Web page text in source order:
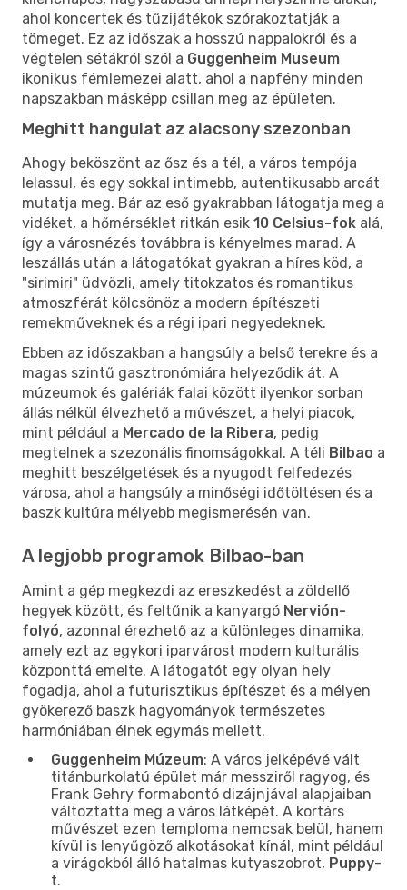
ahol koncertek és tűzijátékok szórakoztatják a
tömeget. Ez az időszak a hosszú nappalokról és a
végtelen sétákról szól a Guggenheim Museum
ikonikus fémlemezei alatt, ahol a napfény minden
napszakban másképp csillan meg az épületen.
Meghitt hangulat az alacsony szezonban
Ahogy beköszönt az ősz és a tél, a város tempója
lelassul, és egy sokkal intimebb, autentikusabb arcát
mutatja meg. Bár az eső gyakrabban látogatja meg a
vidéket, a hőmérséklet ritkán esik 10 Celsius-fok alá,
így a városnézés továbbra is kényelmes marad. A
leszállás után a látogatókat gyakran a híres köd, a
"sirimiri" üdvözli, amely titokzatos és romantikus
atmoszférát kölcsönöz a modern építészeti
remekműveknek és a régi ipari negyedeknek.
Ebben az időszakban a hangsúly a belső terekre és a
magas szintű gasztronómiára helyeződik át. A
múzeumok és galériák falai között ilyenkor sorban
állás nélkül élvezhető a művészet, a helyi piacok,
mint például a Mercado de la Ribera, pedig
megtelnek a szezonális finomságokkal. A téli Bilbao a
meghitt beszélgetések és a nyugodt felfedezés
városa, ahol a hangsúly a minőségi időtöltésen és a
baszk kultúra mélyebb megismerésén van.
A legjobb programok Bilbao-ban
Amint a gép megkezdi az ereszkedést a zöldellő
hegyek között, és feltűnik a kanyargó Nervión-
folyó, azonnal érezhető az a különleges dinamika,
amely ezt az egykori iparvárost modern kulturális
központtá emelte. A látogatót egy olyan hely
fogadja, ahol a futurisztikus építészet és a mélyen
gyökerező baszk hagyományok természetes
harmóniában élnek egymás mellett.
Guggenheim Múzeum: A város jelképévé vált
titánburkolatú épület már messziről ragyog, és
Frank Gehry formabontó dizájnjával alapjaiban
változtatta meg a város látképét. A kortárs
művészet ezen temploma nemcsak belül, hanem
kívül is lenyűgöző alkotásokat kínál, mint például
a virágokból álló hatalmas kutyaszobrot, Puppy-
t.